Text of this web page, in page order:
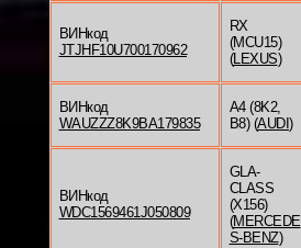
ВИНкод
JTJHF10U700170962
RX
(MCU15)
(LEXUS)
ВИНкод
WAUZZZ8K9BA179835
A4 (8K2,
B8) (AUDI )
ВИНкод
WDC1569461J050809
GLA-
CLASS
(X156)
(MERCEDE
S-BENZ)